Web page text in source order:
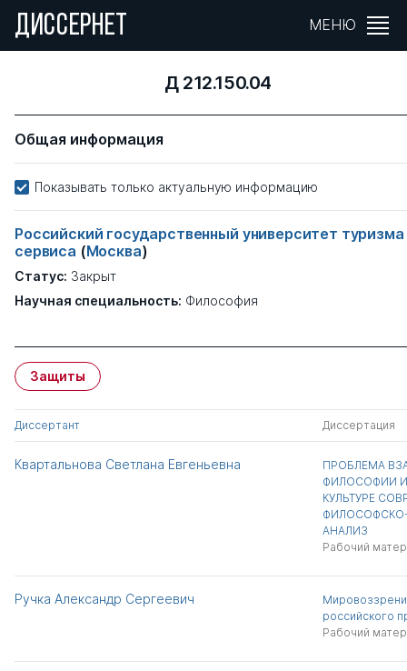
ДИССЕРНЕТ МЕНЮ
Д 212.150.04
Общая информация
Показывать только актуальную информацию
Российский государственный университет туризма
сервиса (Москва)
Статус: Закрыт
Научная специальность: Философия
Защиты
Диссертант Диссертация
Квартальнова Светлана Евгеньевна
ПРОБЛЕМА
ФИЛОСОФИИ
КУЛЬТУРЕ
АНАЛИЗ
Рабочий
Ручка Александр Сергеевич
российского
Рабочий